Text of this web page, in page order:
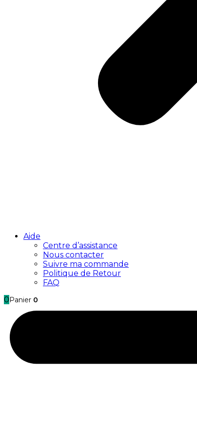
Aide
Centre d’assistance
Nous contacter
Suivre ma commande
Politique de Retour
FAQ
0 Panier 0